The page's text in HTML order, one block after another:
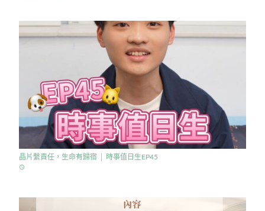
晶片繫責任，生命有歸宿 │ 時事值日生EP45
access_time